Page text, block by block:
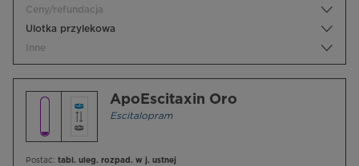
Ceny/refundacja
Ulotka przylekowa
Inne
ApoEscitaxin Oro
Escitalopram
Postać: tabl. uleg. rozpad. w j. ustnej